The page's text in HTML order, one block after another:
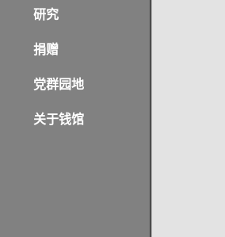
研究
捐赠
党群园地
关于钱馆